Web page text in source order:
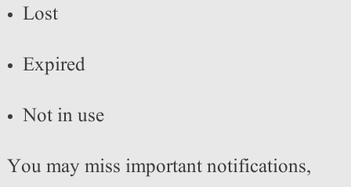
Lost
Expired
Not in use
You may miss important notifications,